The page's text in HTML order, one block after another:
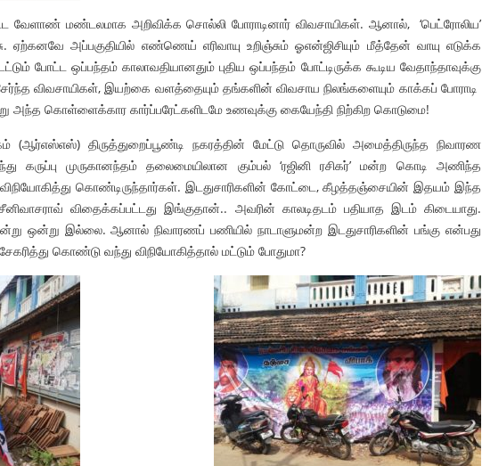
வேளாண் மண்டலமாக அறிவிக்க சொல்லி போராடினார் விவசாயிகள். ஆனால், ‘பெட்ரோலிய’
அப்பகுதியில் எண்ணெய் எரிவாயு உறிஞ்சும் ஓஎன்ஜிசியும் மீத்தேன் வாயு எடுக்க
போட்ட ஒப்பந்தம் காலாவதியானதும் புதிய ஒப்பந்தம் போட்டிருக்க கூடிய வேதாந்தாவுக்கு
விவசாயிகள், இயற்கை வளத்தையும் தங்களின் விவசாய நிலங்களையும் காக்கப் போராடி
கொள்ளைக்கார கார்ப்பரேட்களிடமே உணவுக்கு கையேந்தி நிற்கிற கொடுமை!
(ஆர்எஸ்எஸ்) திருத்துறைப்பூண்டி நகரத்தின் மேட்டு தொருவில் அமைத்திருந்த நிவாரண
கருப்பு முருகானந்தம் தலைமையிலான கும்பல் ‘ரஜினி ரசிகர்’ மன்ற கொடி அணிந்த
கொண்டிருந்தார்கள். இடதுசாரிகளின் கோட்டை, கீழத்தஞ்சையின் இதயம் இந்த
விதைக்கப்பட்டது இங்குதான்.. அவரின் காலடிதடம் பதியாத இடம் கிடையாது.
ஒன்று இல்லை. ஆனால் நிவாரணப் பணியில் நாடாளுமன்ற இடதுசாரிகளின் பங்கு என்பது
கொண்டு வந்து விநியோகித்தால் மட்டும் போதுமா?